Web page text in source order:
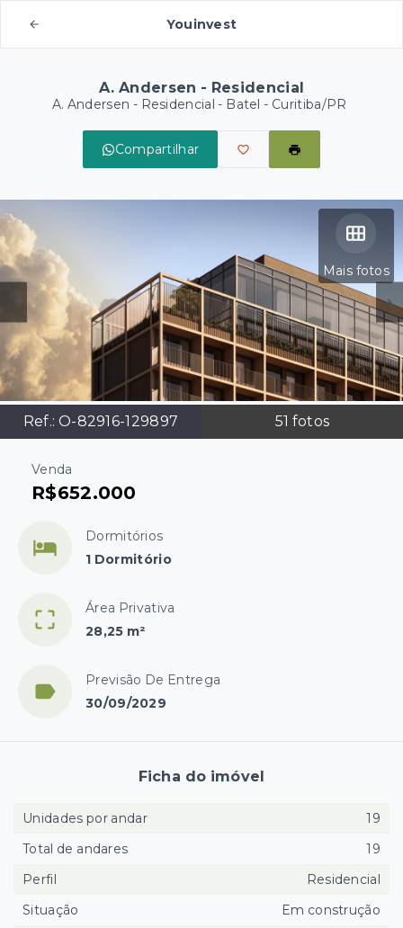
Youinvest
A. Andersen - Residencial
A. Andersen - Residencial - Batel - Curitiba/PR
Compartilhar
Mais fotos
Ref.: O-82916-129897 51 fotos
Venda
R$652.000
Dormitórios
1 Dormitório
Área Privativa
28,25 m²
Previsão De Entrega
30/09/2029
Ficha do imóvel
Unidades por andar
19
Total de andares
19
Perfil
Residencial
Situação
Em construção